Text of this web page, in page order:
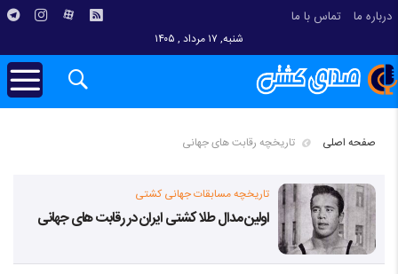
درباره ما تماس با ما
شنبه, ۱۷ مرداد , ۱۴۰۵
صفحه اصلی تاریخچه رقابت های جهانی
تاریخچه مسابقات جهانی کشتی
اولین مدال طلا کشتی ایران در رقابت های جهانی